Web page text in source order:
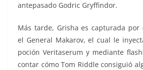
antepasado Godric Gryffindor.
Más tarde, Grisha es capturada por
el General Makarov, el cual le
poción Veritaserum y mediante
contar cómo Tom Riddle consiguió